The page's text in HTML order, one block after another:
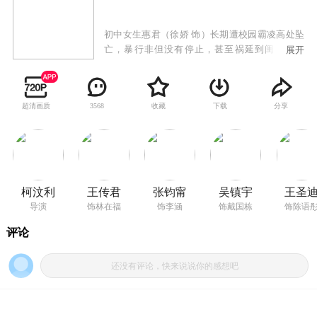
初中女生惠君（徐娇 饰）长期遭校园霸凌高处坠
亡，暴行非但没有停止，甚至祸延到闺蜜小彤
重锤之下。在连环杀人案的背后，难脱嫌疑的众
人逐一浮出水面：小彤的母亲（张钧甯 饰）目睹
女儿被胶水封嘴却闭口不言，校工林在福看似知
明昊 饰）看似身陷险境却面露笑容……杀害霸凌
者的雨夜屠夫究竟是他们其中的何人？调查案件
秘过程中，宗宗藏污纳垢的旧事被揭开，所有人
都被推到了风口浪尖。善恶有报罪恶难逃，真相
即将揭晓……
展开
超清画质 3568 收藏 下载 分享
柯汶利
导演
王传君
饰林在福
张钧甯
饰李涵
吴镇宇
饰戴国栋
王圣
饰陈语